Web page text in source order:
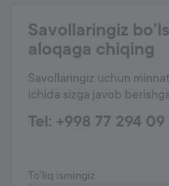
Savollaringiz
aloqaga chiqing
Savollaringiz uchun
ichida sizga javob
Tel: +998 77 294
To'liq ismingiz